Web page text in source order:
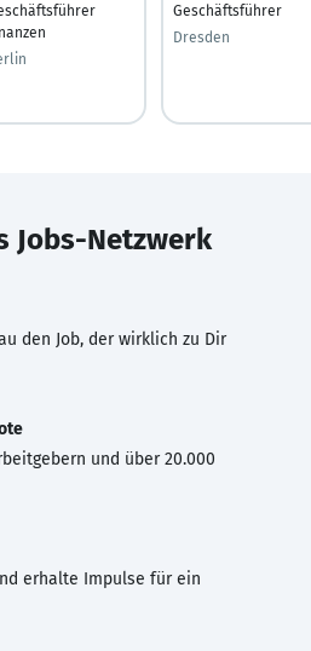
Geschäftsführer
Dresden
Jobs-Netzwerk
den Job, der wirklich zu Dir
und über 20.000
erhalte Impulse für ein